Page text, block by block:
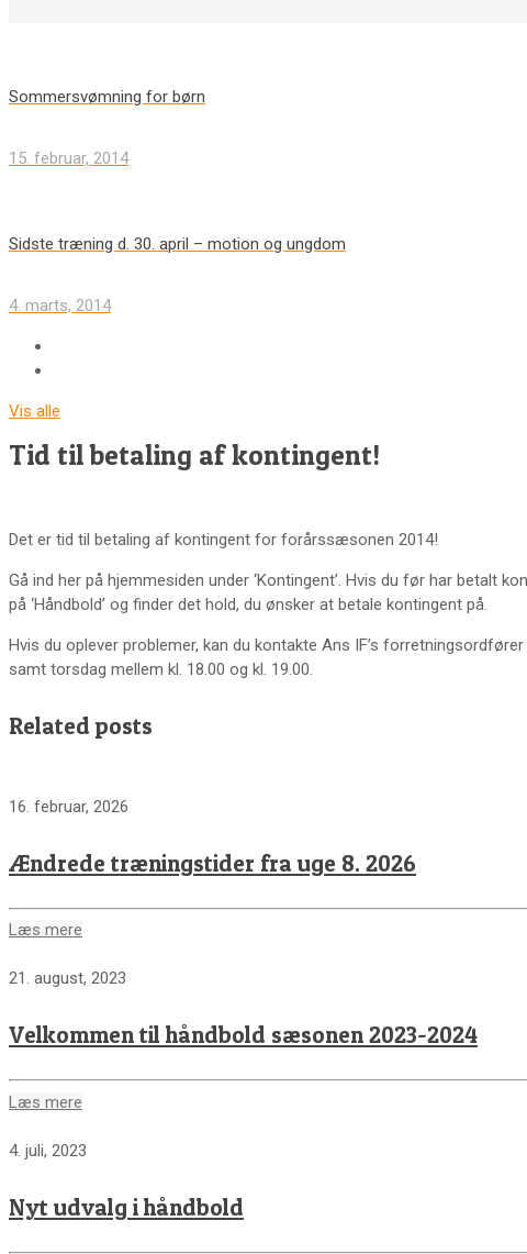
Sommersvømning for børn
15. februar, 2014
Sidste træning d. 30. april – motion og ungdom
4. marts, 2014
Vis alle
Tid til betaling af kontingent!
Det er tid til betaling af kontingent for forårssæsonen 2014!
Gå ind her på hjemmesiden under ‘Kontingent’. Hvis du før har betalt
på ‘Håndbold’ og finder det hold, du ønsker at betale kontingent på.
Hvis du oplever problemer, kan du kontakte Ans IF’s
samt torsdag mellem kl. 18.00 og kl. 19.00.
Related posts
16. februar, 2026
Ændrede træningstider fra uge 8. 2026
Læs mere
21. august, 2023
Velkommen til håndbold sæsonen 2023-2024
Læs mere
4. juli, 2023
Nyt udvalg i håndbold